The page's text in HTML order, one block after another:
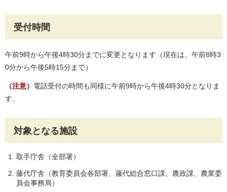
受付時間
午前9時から午後4時30分までに変更となります（現在は、午前8時3
0分から午後5時15分まで）
（注意） 電話受付の時間も同様に午前9時から午後4時30分となりま
す。
対象となる施設
取手庁舎（全部署）
藤代庁舎（教育委員会各部署、藤代総合窓口課、農政課、農業委
員会事務局）